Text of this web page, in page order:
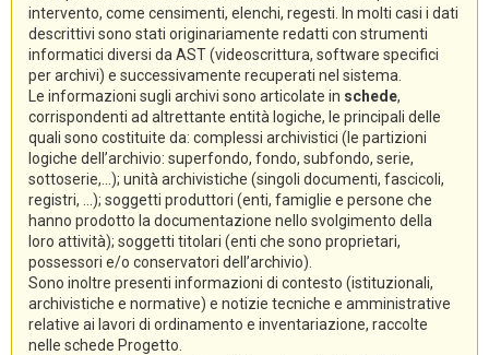
intervento, come censimenti, elenchi, regesti. In molti casi i dati
descrittivi sono stati originariamente redatti con strumenti
informatici diversi da AST (videoscrittura, software specifici
per archivi) e successivamente recuperati nel sistema.
Le informazioni sugli archivi sono articolate in schede,
corrispondenti ad altrettante entità logiche, le principali delle
quali sono costituite da: complessi archivistici (le partizioni
logiche dell’archivio: superfondo, fondo, subfondo, serie,
sottoserie,...); unità archivistiche (singoli documenti, fascicoli,
registri, ...); soggetti produttori (enti, famiglie e persone che
hanno prodotto la documentazione nello svolgimento della
loro attività); soggetti titolari (enti che sono proprietari,
possessori e/o conservatori dell’archivio).
Sono inoltre presenti informazioni di contesto (istituzionali,
archivistiche e normative) e notizie tecniche e amministrative
relative ai lavori di ordinamento e inventariazione, raccolte
nelle schede Progetto.